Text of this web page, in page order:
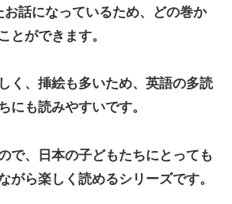
お話になっているため、どの巻か
とができます。
く、挿絵も多いため、英語の多読
にも読みやすいです。
で、日本の子どもたちにとっても
がら楽しく読めるシリーズです。